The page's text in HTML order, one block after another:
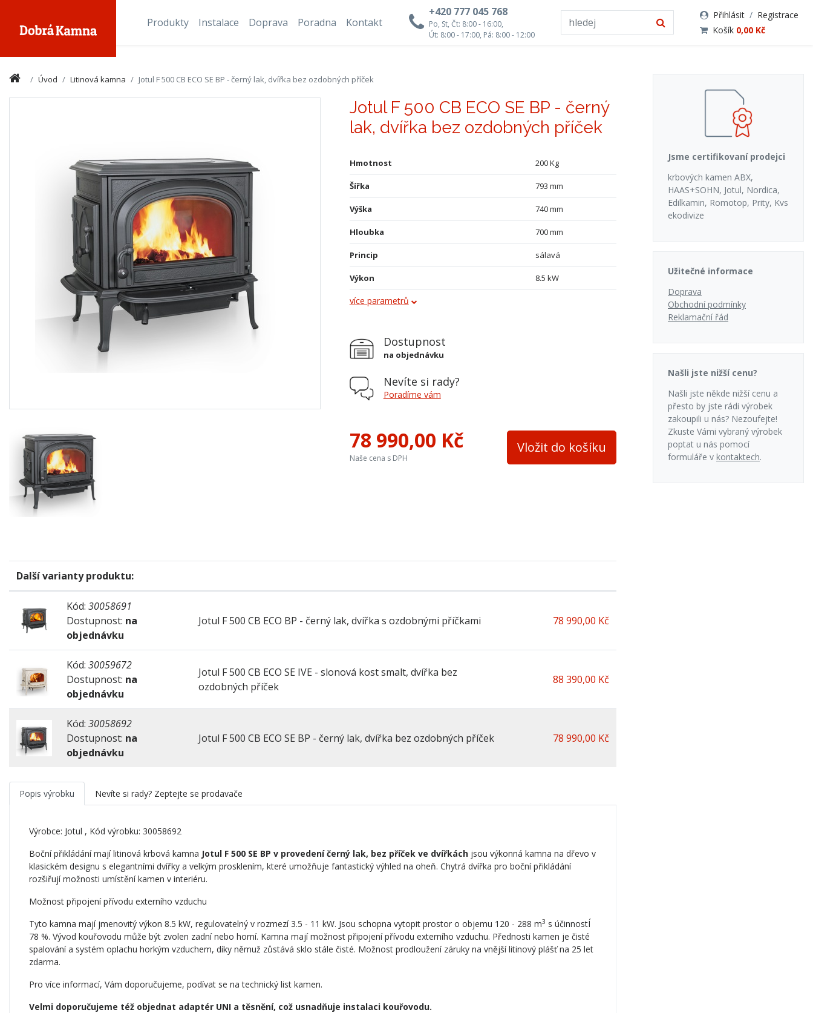
+420 777 045 768
Po, St, Čt: 8:00 - 16:00,
Út: 8:00 - 17:00, Pá: 8:00 - 12:00
Přihlásit / Registrace
Košík 0,00 Kč
Produkty Instalace Doprava Poradna Kontakt
Úvod Litinová kamna Jotul F 500 CB ECO SE BP - černý lak, dvířka bez ozdobných příček
Jotul F 500 CB ECO SE BP - černý
lak, dvířka bez ozdobných příček
Hmotnost 200 Kg
Šířka 793 mm
Výška 740 mm
Hloubka 700 mm
Princip sálavá
Výkon 8.5 kW
Průměr kouřovodu
Terciální vzduch
Teplovodní výměník
Přívod ext. vzduchu
více parametrů
Dostupnost
na objednávku
Nevíte si rady?
Poradíme vám
78 990,00 Kč
Naše cena s DPH
Vložit do košíku
Další varianty produktu:
Kód: 30058691
Dostupnost: na
objednávku
Jotul F 500 CB ECO BP - černý lak, dvířka s ozdobnými příčkami 78 990,00 Kč
Kód: 30059672
Dostupnost: na
objednávku
Jotul F 500 CB ECO SE IVE - slonová kost smalt, dvířka bez
ozdobných příček
88 390,00 Kč
Kód: 30058692
Dostupnost: na
objednávku
Jotul F 500 CB ECO SE BP - černý lak, dvířka bez ozdobných příček 78 990,00 Kč
Popis výrobku Nevíte si rady? Zeptejte se prodavače
Výrobce: Jotul , Kód výrobku: 30058692
Boční přikládání mají litinová krbová kamna Jotul F 500 SE BP v provedení černý lak, bez příček ve dvířkách jsou výkonná kamna na dřevo v
klasickém designu s elegantními dvířky a velkým prosklením, které umožňuje fantastický výhled na oheň. Chytrá dvířka pro boční přikládání
rozšiřují možnosti umístění kamen v interiéru.
Možnost připojení přívodu externího vzduchu
Tyto kamna mají jmenovitý výkon 8.5 kW, regulovatelný v rozmezí 3.5 - 11 kW. Jsou schopna vytopit prostor o objemu 120 - 288 m3 s účinnostÍ
78 %. Vývod kouřovodu může být zvolen zadní nebo horní. Kamna mají možnost připojení přívodu externího vzduchu. Přednosti kamen je čisté
spalování a systém oplachu horkým vzduchem, díky němuž zůstává sklo stále čisté. Možnost prodloužení záruky na vnější litinový plášť na 25 let
zdarma.
Pro více informací, Vám doporučujeme, podívat se na technický list kamen.
Velmi doporučujeme též objednat adaptér UNI a těsnění, což usnadňuje instalaci kouřovodu.
Jsme certifikovaní prodejci
krbových kamen ABX,
HAAS+SOHN, Jotul, Nordica,
Edilkamin, Romotop, Prity, Kvs
ekodivize
Užitečné informace
Doprava
Obchodní podmínky
Reklamační řád
Našli jste nižší cenu?
Našli jste někde nižší cenu a
přesto by jste rádi výrobek
zakoupili u nás? Nezoufejte!
Zkuste Vámi vybraný výrobek
poptat u nás pomocí
formuláře v kontaktech.